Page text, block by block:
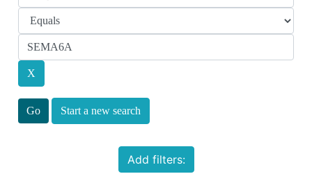
Start a new search
Add filters: